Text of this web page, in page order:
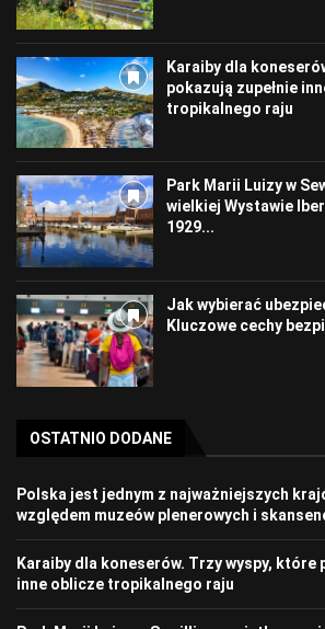
Karaiby dla
pokazują zupełnie
tropikalnego raju
Park Marii Luizy w
wielkiej Wystawie
1929...
Jak wybierać
Kluczowe cechy
OSTATNIO DODANE
Polska jest jednym z najważniejszych
względem muzeów plenerowych i
Karaiby dla koneserów. Trzy wyspy, które
inne oblicze tropikalnego raju